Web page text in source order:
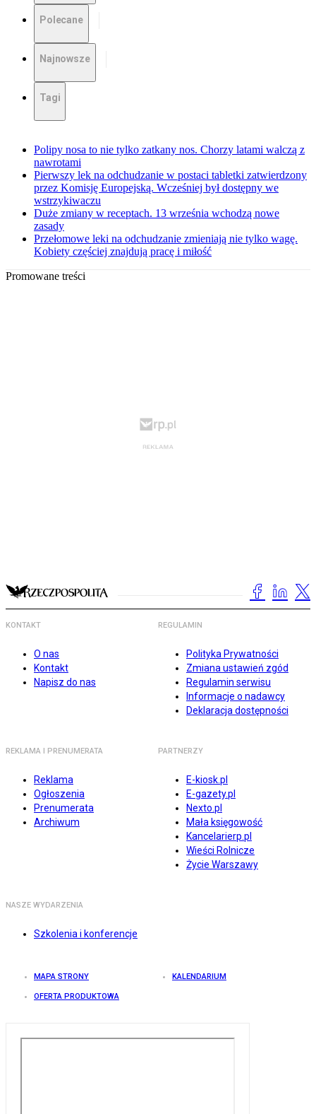
Polecane
Najnowsze
Tagi
Polipy nosa to nie tylko zatkany nos. Chorzy latami walczą z
nawrotami
Pierwszy lek na odchudzanie w postaci tabletki zatwierdzony
przez Komisję Europejską. Wcześniej był dostępny we
wstrzykiwaczu
Duże zmiany w receptach. 13 września wchodzą nowe
zasady
Przełomowe leki na odchudzanie zmieniają nie tylko wagę.
Kobiety częściej znajdują pracę i miłość
Promowane treści
KONTAKT
O nas
Kontakt
Napisz do nas
REGULAMIN
Polityka Prywatności
Zmiana ustawień zgód
Regulamin serwisu
Informacje o nadawcy
Deklaracja dostępności
REKLAMA I PRENUMERATA
Reklama
Ogłoszenia
Prenumerata
Archiwum
PARTNERZY
E-kiosk.pl
E-gazety.pl
Nexto.pl
Mała księgowość
Kancelarierp.pl
Wieści Rolnicze
Życie Warszawy
NASZE WYDARZENIA
Szkolenia i konferencje
MAPA STRONY KALENDARIUM
OFERTA PRODUKTOWA